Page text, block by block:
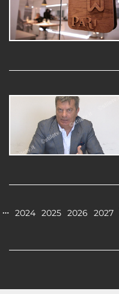
… 2024 2025 2026 2027